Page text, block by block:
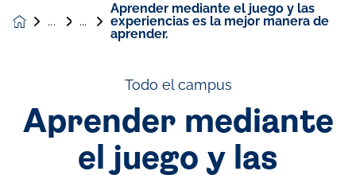
Aprender mediante el juego y las
experiencias es la mejor manera de
aprender.
Todo el campus
Aprender mediante
el juego y las